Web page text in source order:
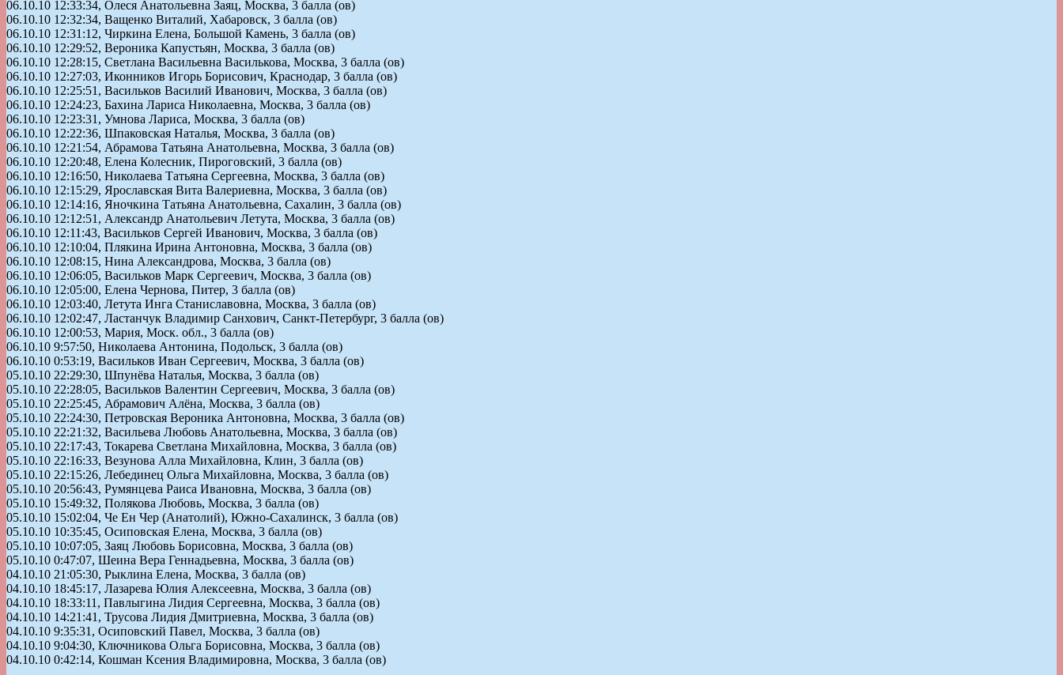
06.10.10 12:33:34, Олеся Анатольевна Заяц, Москва, 3 балла (ов)
06.10.10 12:32:34, Ващенко Виталий, Хабаровск, 3 балла (ов)
06.10.10 12:31:12, Чиркина Елена, Большой Камень, 3 балла (ов)
06.10.10 12:29:52, Вероника Капустьян, Москва, 3 балла (ов)
06.10.10 12:28:15, Светлана Васильевна Василькова, Москва, 3 балла (ов)
06.10.10 12:27:03, Иконников Игорь Борисович, Краснодар, 3 балла (ов)
06.10.10 12:25:51, Васильков Василий Иванович, Москва, 3 балла (ов)
06.10.10 12:24:23, Бахина Лариса Николаевна, Москва, 3 балла (ов)
06.10.10 12:23:31, Умнова Лариса, Москва, 3 балла (ов)
06.10.10 12:22:36, Шпаковская Наталья, Москва, 3 балла (ов)
06.10.10 12:21:54, Абрамова Татьяна Анатольевна, Москва, 3 балла (ов)
06.10.10 12:20:48, Елена Колесник, Пироговский, 3 балла (ов)
06.10.10 12:16:50, Николаева Татьяна Сергеевна, Москва, 3 балла (ов)
06.10.10 12:15:29, Ярославская Вита Валериевна, Москва, 3 балла (ов)
06.10.10 12:14:16, Яночкина Татьяна Анатольевна, Сахалин, 3 балла (ов)
06.10.10 12:12:51, Александр Анатольевич Летута, Москва, 3 балла (ов)
06.10.10 12:11:43, Васильков Сергей Иванович, Москва, 3 балла (ов)
06.10.10 12:10:04, Плякина Ирина Антоновна, Москва, 3 балла (ов)
06.10.10 12:08:15, Нина Александрова, Москва, 3 балла (ов)
06.10.10 12:06:05, Васильков Марк Сергеевич, Москва, 3 балла (ов)
06.10.10 12:05:00, Елена Чернова, Питер, 3 балла (ов)
06.10.10 12:03:40, Летута Инга Станиславовна, Москва, 3 балла (ов)
06.10.10 12:02:47, Ластанчук Владимир Санхович, Санкт-Петербург, 3 балла (ов)
06.10.10 12:00:53, Мария, Моск. обл., 3 балла (ов)
06.10.10 9:57:50, Николаева Антонина, Подольск, 3 балла (ов)
06.10.10 0:53:19, Васильков Иван Сергеевич, Москва, 3 балла (ов)
05.10.10 22:29:30, Шпунёва Наталья, Москва, 3 балла (ов)
05.10.10 22:28:05, Васильков Валентин Сергеевич, Москва, 3 балла (ов)
05.10.10 22:25:45, Абрамович Алёна, Москва, 3 балла (ов)
05.10.10 22:24:30, Петровская Вероника Антоновна, Москва, 3 балла (ов)
05.10.10 22:21:32, Васильева Любовь Анатольевна, Москва, 3 балла (ов)
05.10.10 22:17:43, Токарева Светлана Михайловна, Москва, 3 балла (ов)
05.10.10 22:16:33, Везунова Алла Михайловна, Клин, 3 балла (ов)
05.10.10 22:15:26, Лебединец Ольга Михайловна, Москва, 3 балла (ов)
05.10.10 20:56:43, Румянцева Раиса Ивановна, Москва, 3 балла (ов)
05.10.10 15:49:32, Полякова Любовь, Москва, 3 балла (ов)
05.10.10 15:02:04, Че Ен Чер (Анатолий), Южно-Сахалинск, 3 балла (ов)
05.10.10 10:35:45, Осиповская Елена, Москва, 3 балла (ов)
05.10.10 10:07:05, Заяц Любовь Борисовна, Москва, 3 балла (ов)
05.10.10 0:47:07, Шеина Вера Геннадьевна, Москва, 3 балла (ов)
04.10.10 21:05:30, Рыклина Елена, Москва, 3 балла (ов)
04.10.10 18:45:17, Лазарева Юлия Алексеевна, Москва, 3 балла (ов)
04.10.10 18:33:11, Павлыгина Лидия Сергеевна, Москва, 3 балла (ов)
04.10.10 14:21:41, Трусова Лидия Дмитриевна, Москва, 3 балла (ов)
04.10.10 9:35:31, Осиповский Павел, Москва, 3 балла (ов)
04.10.10 9:04:30, Ключникова Ольга Борисовна, Москва, 3 балла (ов)
04.10.10 0:42:14, Кошман Ксения Владимировна, Москва, 3 балла (ов)